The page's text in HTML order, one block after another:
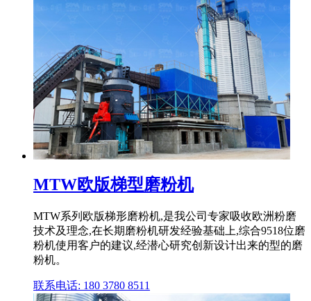
MTW欧版梯型磨粉机
MTW系列欧版梯形磨粉机,是我公司专家吸收欧洲粉磨
技术及理念,在长期磨粉机研发经验基础上,综合9518位磨
粉机使用客户的建议,经潜心研究创新设计出来的型的磨
粉机。
联系电话: 180 3780 8511